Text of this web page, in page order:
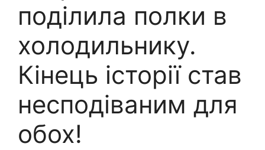
поділила полки в
холодильнику.
Кінець історії став
несподіваним для
обох!